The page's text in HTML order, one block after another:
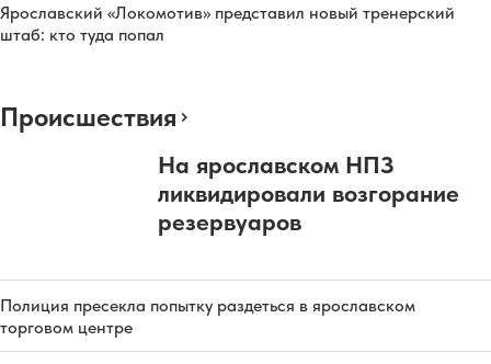
Ярославский «Локомотив» представил новый тренерский
штаб: кто туда попал
Происшествия
На ярославском НПЗ
ликвидировали возгорание
резервуаров
Полиция пресекла попытку раздеться в ярославском
торговом центре